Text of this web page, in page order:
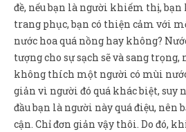
đề, nếu bạn là người khiếm thị,
trang phục, bạn có thiện cảm với
nước hoa quá nồng hay không?
tượng cho sự sạch sẽ và sang trọng,
không thích một người có mùi
giản vì người đó quá khác biệt, suy
đầu bạn là người này quá điệu, nên
cận. Chỉ đơn giản vậy thôi. Do đó,